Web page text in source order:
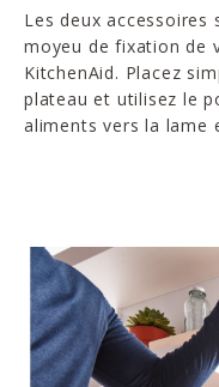
Les deux accessoires
moyeu de fixation de
KitchenAid. Placez
plateau et utilisez le
aliments vers la lame